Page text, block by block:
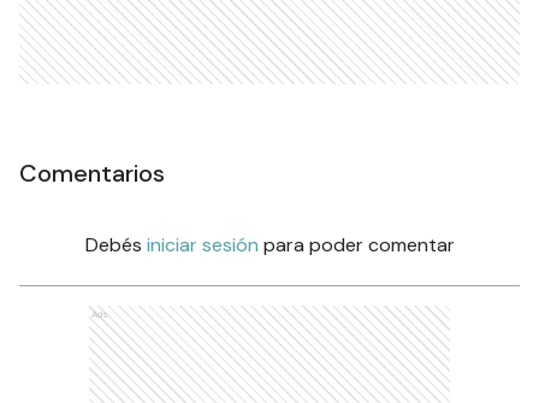
Comentarios
Debés iniciar sesión para poder comentar
Ads